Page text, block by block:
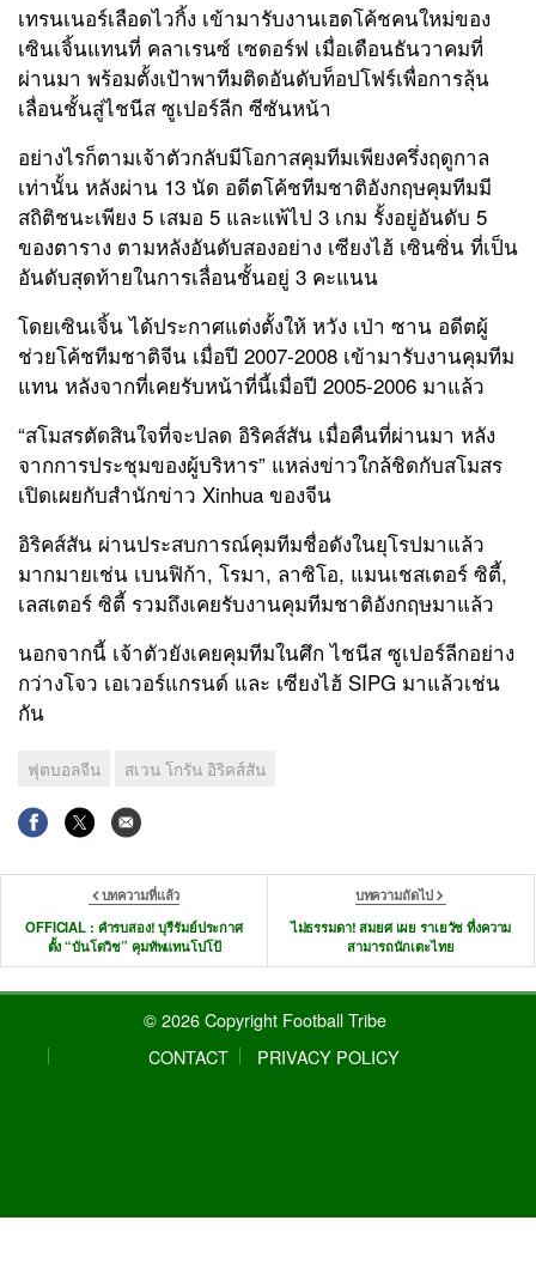
เทรนเนอร์เลือดไวกิ้ง เข้ามารับงานเฮดโค้ชคนใหม่ของ
เซินเจิ้นแทนที่ คลาเรนซ์ เซดอร์ฟ เมื่อเดือนธันวาคมที่
ผ่านมา พร้อมตั้งเป้าพาทีมติดอันดับท็อปโฟร์เพื่อการลุ้น
เลื่อนชั้นสู่ไชนีส ซูเปอร์ลีก ซีซันหน้า
อย่างไรก็ตามเจ้าตัวกลับมีโอกาสคุมทีมเพียงครึ่งฤดูกาล
เท่านั้น หลังผ่าน 13 นัด อดีตโค้ชทีมชาติอังกฤษคุมทีมมี
สถิติชนะเพียง 5 เสมอ 5 และแพ้ไป 3 เกม รั้งอยู่อันดับ 5
ของตาราง ตามหลังอันดับสองอย่าง เซียงไฮ้ เซินซิ่น ที่เป็น
อันดับสุดท้ายในการเลื่อนชั้นอยู่ 3 คะแนน
โดยเซินเจิ้น ได้ประกาศแต่งตั้งให้ หวัง เป่า ซาน อดีตผู้
ช่วยโค้ชทีมชาติจีน เมื่อปี 2007-2008 เข้ามารับงานคุมทีม
แทน หลังจากที่เคยรับหน้าที่นี้เมื่อปี 2005-2006 มาแล้ว
“สโมสรตัดสินใจที่จะปลด อิริคส์สัน เมื่อคืนที่ผ่านมา หลัง
จากการประชุมของผู้บริหาร” แหล่งข่าวใกล้ชิดกับสโมสร
เปิดเผยกับสำนักข่าว Xinhua ของจีน
อิริคส์สัน ผ่านประสบการณ์คุมทีมชื่อดังในยุโรปมาแล้ว
มากมายเช่น เบนฟิก้า, โรมา, ลาซิโอ, แมนเชสเตอร์ ซิตี้,
เลสเตอร์ ซิตี้ รวมถึงเคยรับงานคุมทีมชาติอังกฤษมาแล้ว
นอกจากนี้ เจ้าตัวยังเคยคุมทีมในศึก ไชนีส ซูเปอร์ลีกอย่าง
กว่างโจว เอเวอร์แกรนด์ และ เซียงไฮ้ SIPG มาแล้วเช่น
กัน
ฟุตบอลจีน สเวน โกรัน อิริคส์สัน
บทความที่แล้ว
OFFICIAL : คำรบสอง! บุรีรัมย์ประกาศ
ตั้ง “บันโดวิช” คุมทัพแทนโปโป้
บทความถัดไป
ไม่ธรรมดา! สมยศ เผย ราเยวัช ทึ่งความ
สามารถนักเตะไทย
© 2026 Copyright Football Tribe
CONTACT
PRIVACY POLICY